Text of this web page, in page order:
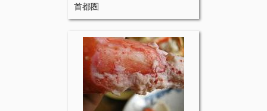
首都圏